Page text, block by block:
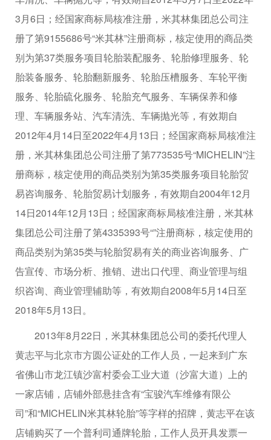
3月6日；经国家商标局核准注册，米其林集团总公司注
册了第9155686号“米其林”注册商标，核定使用的商品类
别为第37类服务项目轮胎装配服务、轮胎修理服务、轮
胎装备服务、轮胎翻新服务、轮胎压槽服务、车轮平衡
服务、轮胎硫化服务、轮胎充气服务、车辆保养和修
理、车辆服务站、汽车清洗、车辆抛光等，有效期自
2012年4月14日至2022年4月13日；经国家商标局核准注
册，米其林集团总公司注册了第773535号“MICHELIN”注
册商标，核定使用的商品类别为第35类服务项目轮胎贸
易咨询服务、轮胎贸易计划服务，有效期自2004年12月
14日2014年12月13日；经国家商标局核准注册，米其林
集团总公司注册了第4335393号“”注册商标，核定使用的
商品类别为第35类与轮胎贸易有关的商业咨询服务、广
告宣传、市场分析、推销、进出口代理、商业管理与组
织咨询、商业管理辅助等，有效期自2008年5月14日至
2018年5月13日。
2013年8月22日，米其林集团总公司的委托代理人
黄志平与北京市方圆公证处的工作人员，一起来到广东
省佛山市龙江镇沙富村委会工业大道（沙富大道）上的
一家店铺，店铺外部悬挂含有“宝骏汽车维修有限公
司”和“MICHELIN米其林轮胎”等字样的招牌，黄志平在该
店铺购买了一个普利司通牌轮胎，工作人员开具发票一